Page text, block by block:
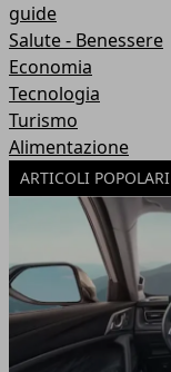
guide
Salute - Benessere
Economia
Tecnologia
Turismo
Alimentazione
ARTICOLI POPOLARI